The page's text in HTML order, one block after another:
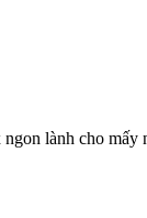
lành cho